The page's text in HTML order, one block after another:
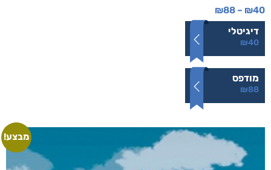
₪40
–
₪88
דיגיטלי
₪40
מודפס
₪88
מבצע!